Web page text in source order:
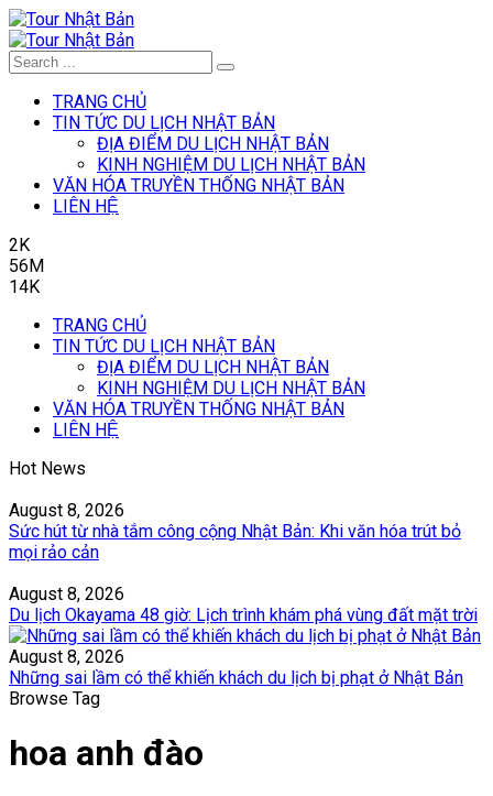
TRANG CHỦ
TIN TỨC DU LỊCH NHẬT BẢN
ĐỊA ĐIỂM DU LỊCH NHẬT BẢN
KINH NGHIỆM DU LỊCH NHẬT BẢN
VĂN HÓA TRUYỀN THỐNG NHẬT BẢN
LIÊN HỆ
2K
56M
14K
TRANG CHỦ
TIN TỨC DU LỊCH NHẬT BẢN
ĐỊA ĐIỂM DU LỊCH NHẬT BẢN
KINH NGHIỆM DU LỊCH NHẬT BẢN
VĂN HÓA TRUYỀN THỐNG NHẬT BẢN
LIÊN HỆ
Hot News
August 8, 2026
Sức hút từ nhà tắm công cộng Nhật Bản: Khi văn hóa trút bỏ
mọi rảo cản
August 8, 2026
Du lịch Okayama 48 giờ: Lịch trình khám phá vùng đất mặt trời
August 8, 2026
Những sai lầm có thể khiến khách du lịch bị phạt ở Nhật Bản
Browse Tag
hoa anh đào